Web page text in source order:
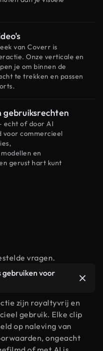
van Coverr is
Onze verticale en
je om binnen de
te trekken en passen
gebruiksrechten
echt of door AI
voor commercieel
en
gerust hart kunt
vragen.
gebruiken voor
zijn royaltyvrij en
gebruik. Elke clip
op naleving van
ongeacht